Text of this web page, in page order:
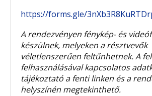
https://forms.gle/
A rendezvényen fénykép- és
készülnek, melyeken a résztvevők
véletlenszerűen feltűnhetnek. A
felhasználásával kapcsolatos
tájékoztató a fenti linken és a
helyszínén megtekinthető.